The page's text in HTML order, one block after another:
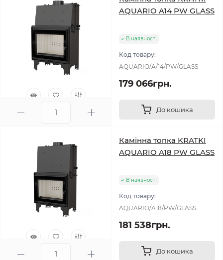
AQUARIO A14 PW GLASS
В наявності
Код товару:
AQUARIO/A/14/PW/GLASS
179 066грн.
До кошика
Камінна топка KRATKI
AQUARIO A18 PW GLASS
В наявності
Код товару:
AQUARIO/A18/PW/GLASS
181 538грн.
До кошика